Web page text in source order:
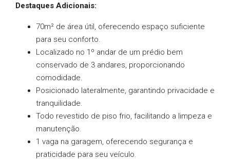
Destaques Adicionais:
70m² de área útil, oferecendo espaço suficiente
para seu conforto.
Localizado no 1º andar de um prédio bem
conservado de 3 andares, proporcionando
comodidade.
Posicionado lateralmente, garantindo privacidade e
tranquilidade.
Todo revestido de piso frio, facilitando a limpeza e
manutenção.
1 vaga na garagem, oferecendo segurança e
praticidade para seu veículo.